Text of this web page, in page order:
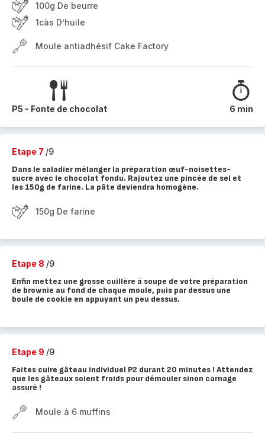
100g De beurre
1càs D’huile
Moule antiadhésif Cake Factory
P5 - Fonte de chocolat 6 min
Etape 7 /9
Dans le saladier mélanger la préparation œuf-noisettes-
sucre avec le chocolat fondu. Rajoutez une pincée de sel et
les 150g de farine. La pâte deviendra homogène.
150g De farine
Etape 8 /9
Enfin mettez une grosse cuillère à soupe de votre préparation
de brownie au fond de chaque moule, puis par dessus une
boule de cookie en appuyant un peu dessus.
Etape 9 /9
Faites cuire gâteau individuel P2 durant 20 minutes ! Attendez
que les gâteaux soient froids pour démouler sinon carnage
assuré !
Moule à 6 muffins